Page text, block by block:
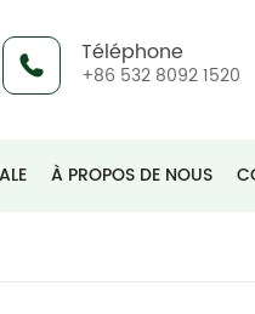
Téléphone
+86 532 8092 1520
À PROPOS DE NOUS